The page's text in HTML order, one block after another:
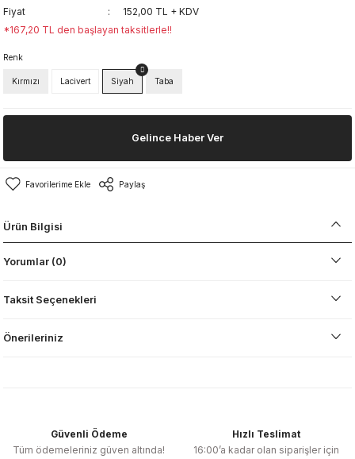
Fiyat
152,00 TL + KDV
*167,20 TL den başlayan taksitlerle!!
Renk
Kırmızı Lacivert Siyah Taba
Gelince Haber Ver
Paylaş
Ürün Bilgisi
Yorumlar (0)
Taksit Seçenekleri
Önerileriniz
Güvenli Ödeme
Tüm ödemeleriniz güven altında!
Hızlı Teslimat
16:00’a kadar olan siparişler için